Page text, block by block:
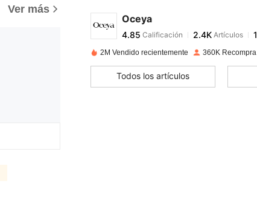
Ver más
Oceya
4.85 Calificación
a***mseguidoHace 2 horas
4.85
2M Vendido recientemente 360K Recompra
Todos los artículos